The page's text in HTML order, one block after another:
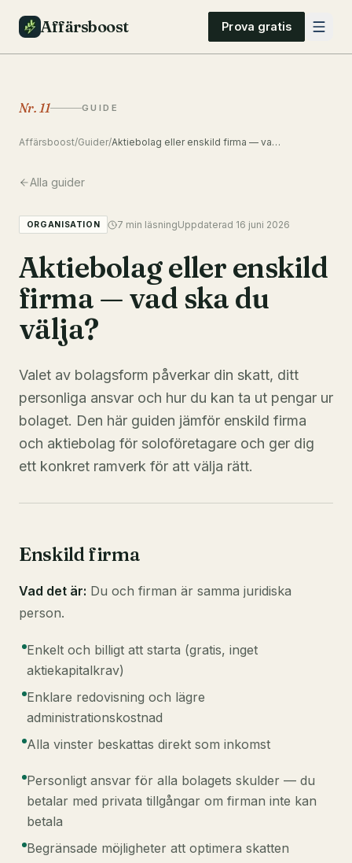
Affärsboost Prova gratis
Nr. 11 GUIDE
Affärsboost/Guider/ Aktiebolag eller enskild firma — vad ska du välja?
Alla guider
ORGANISATION 7 min läsningUppdaterad 16 juni 2026
Aktiebolag eller enskild
firma — vad ska du
välja?
Valet av bolagsform påverkar din skatt, ditt
personliga ansvar och hur du kan ta ut pengar ur
bolaget. Den här guiden jämför enskild firma
och aktiebolag för soloföretagare och ger dig
ett konkret ramverk för att välja rätt.
Enskild firma
Vad det är: Du och firman är samma juridiska
person.
Enkelt och billigt att starta (gratis, inget
aktiekapitalkrav)
Enklare redovisning och lägre
administrationskostnad
Alla vinster beskattas direkt som inkomst
Personligt ansvar för alla bolagets skulder — du
betalar med privata tillgångar om firman inte kan
betala
Begränsade möjligheter att optimera skatten